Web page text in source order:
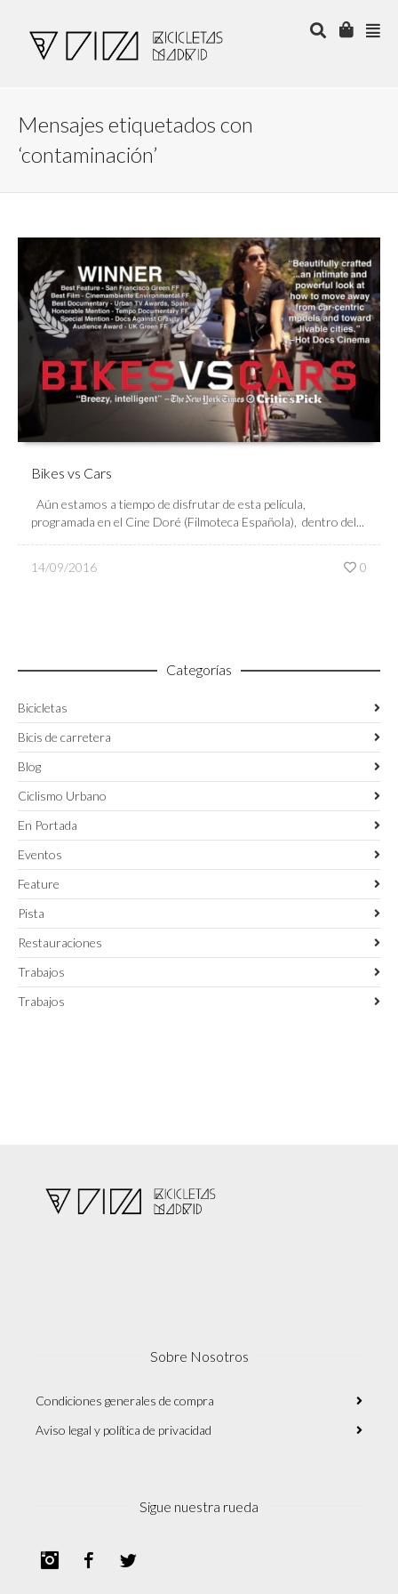
Mensajes etiquetados con
‘contaminación’
Bikes vs Cars
Aún estamos a tiempo de disfrutar de esta película,
programada en el Cine Doré (Filmoteca Española), dentro del...
14/09/2016 0
Categorías
Bicicletas
Bicis de carretera
Blog
Ciclismo Urbano
En Portada
Eventos
Feature
Pista
Restauraciones
Trabajos
Trabajos
Sobre Nosotros
Condiciones generales de compra
Aviso legal y política de privacidad
Sigue nuestra rueda
InstagramFacebook